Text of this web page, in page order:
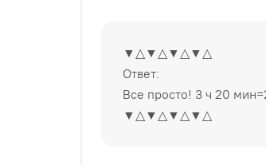
▼△▼△▼△▼△
Ответ:
Все просто! 3 ч 20
▼△▼△▼△▼△